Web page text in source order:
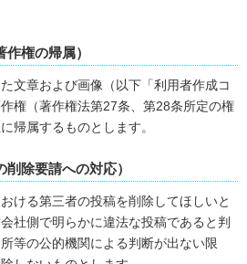
権の帰属）
文章および画像（以下「利用者作成コ
権（著作権法第27条、第28条所定の権
帰属するものとします。
除要請への対応）
ける第三者の投稿を削除してほしいと
社側で明らかに違法な投稿であると判
等の公的機関による判断が出ない限